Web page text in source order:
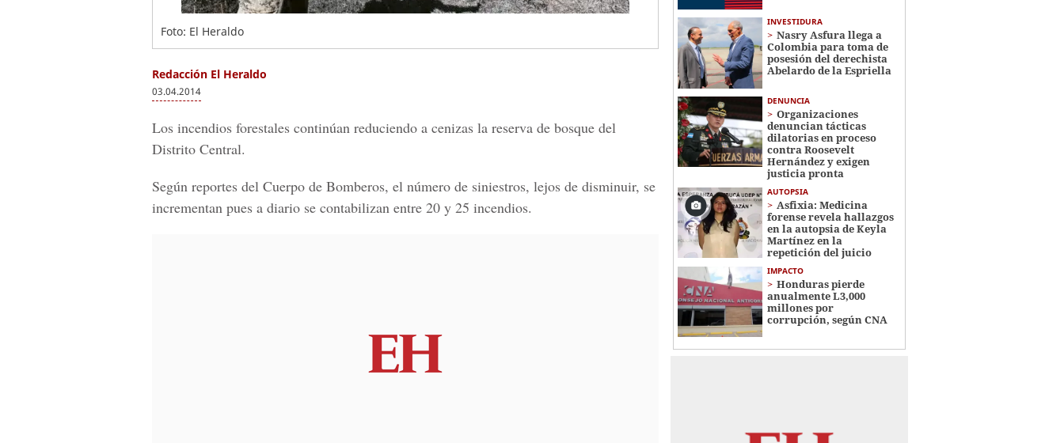
Foto: El Heraldo
Redacción El Heraldo
03.04.2014
Los incendios forestales continúan reduciendo a cenizas la reserva de bosque del
Distrito Central.
Según reportes del Cuerpo de Bomberos, el número de siniestros, lejos de disminuir, se
incrementan pues a diario se contabilizan entre 20 y 25 incendios.
INVESTIDURA
Nasry Asfura llega a
Colombia para toma de
posesión del derechista
Abelardo de la Espriella
DENUNCIA
Organizaciones
denuncian tácticas
dilatorias en proceso
contra Roosevelt
Hernández y exigen
justicia pronta
AUTOPSIA
Asfixia: Medicina
forense revela hallazgos
en la autopsia de Keyla
Martínez en la
repetición del juicio
IMPACTO
Honduras pierde
anualmente L3,000
millones por
corrupción, según CNA